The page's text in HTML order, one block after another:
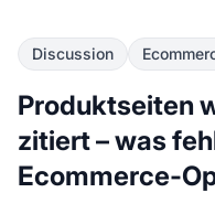
Discussion
Produktseiten
zitiert – was
Ecommerce-